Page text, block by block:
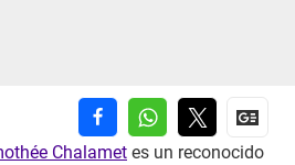
Chalamet es un reconocido